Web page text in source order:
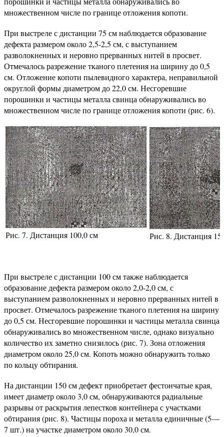
множественном числе по границе отложения копоти.
При выстреле с дистанции 75 см наблюдается образование
дефекта размером около 2,5-2,5 см, с выступанием
разволокненных и неровно прерванных нитей в просвет.
Отмечалось разрежение тканого плетения на ширину до 0,5
см. Отложение копоти пылевидного характера, неправильной
округлой формы диаметром до 22,0 см. Несгоревшие
порошинки и частицы металла свинца обнаруживались во
множественном числе по границе отложения копоти (рис. 6).
Рис. 7. Дистанция 100,0 см Рис. 8. Дистанция
При выстреле с дистанции 100 см также наблюдается
образование дефекта размером около 2,0-2,0 см, с
выступанием разволокненных и неровно прерванных нитей в
просвет. Отмечалось разрежение тканого плетения на ширину
до 0,5 см. Несгоревшие порошинки и частицы металла свинца
обнаруживались во множественном числе, однако визуально
количество их заметно снизилось (рис. 7). Зона отложения
диаметром около 25,0 см. Копоть можно обнаружить только
по кольцу обтирания.
На дистанции 150 см дефект приобретает фестончатые края,
имеет диаметр около 3,0 см, обнаруживаются радиальные
разрывы от раскрытия лепестков контейнера с участками
обтирания (рис. 8). Частицы пороха и металла единичные (5—
7 шт.) на участке диаметром около 30,0 см.